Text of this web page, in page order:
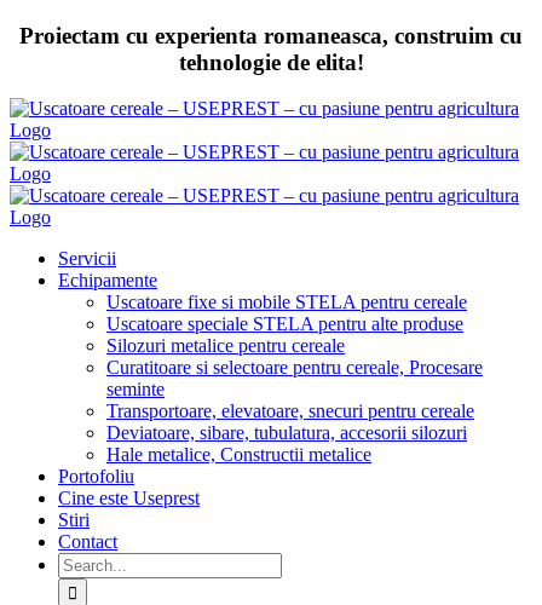
Skip
Proiectam cu experienta romaneasca, construim cu
tehnologie de elita!
Servicii
Echipamente
Uscatoare fixe si mobile STELA pentru cereale
Uscatoare speciale STELA pentru alte produse
Silozuri metalice pentru cereale
Curatitoare si selectoare pentru cereale, Procesare
seminte
Transportoare, elevatoare, snecuri pentru cereale
Deviatoare, sibare, tubulatura, accesorii silozuri
Hale metalice, Constructii metalice
Portofoliu
Cine este Useprest
Stiri
Contact
Search
for: